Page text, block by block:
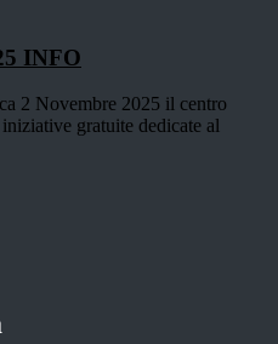
INFO
2 Novembre 2025 il centro
gratuite dedicate al